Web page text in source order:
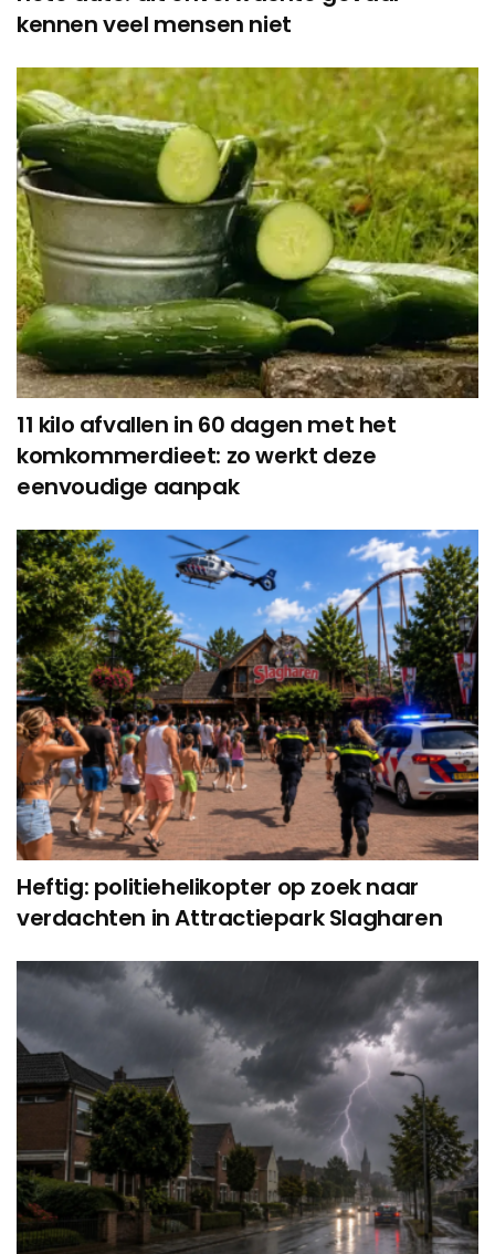
kennen veel mensen niet
11 kilo afvallen in 60 dagen met het
komkommerdieet: zo werkt deze
eenvoudige aanpak
Heftig: politiehelikopter op zoek naar
verdachten in Attractiepark Slagharen